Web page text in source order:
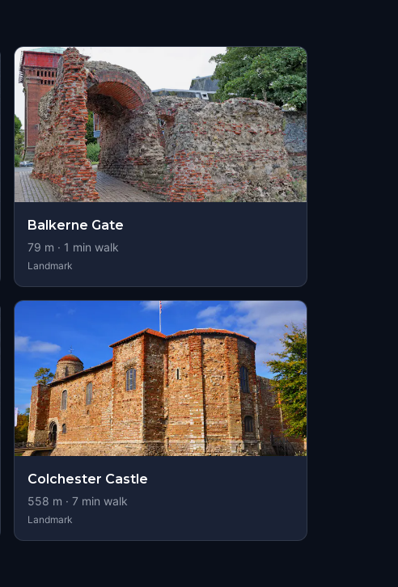
Balkerne Gate
79 m · 1 min walk
Landmark
Colchester Castle
558 m ·7 min walk
Landmark